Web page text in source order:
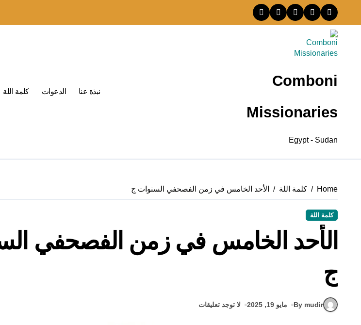
content
Comboni
Missionaries
Egypt - Sudan
نبذة عنا الدعوات كلمة اللة
Home كلمة اللة الأحد الخامس في زمن الفصحفي السنوات ج
كلمة اللة
الأحد الخامس في زمن الفصحفي
ج
By mudir مايو 19, 2025 لا توجد تعليقات